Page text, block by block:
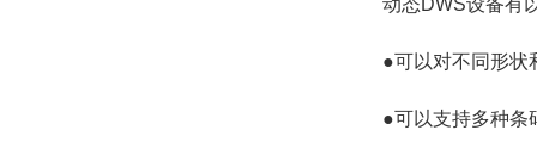
动态DWS设备有
●可以对不同形状
●可以支持多种条